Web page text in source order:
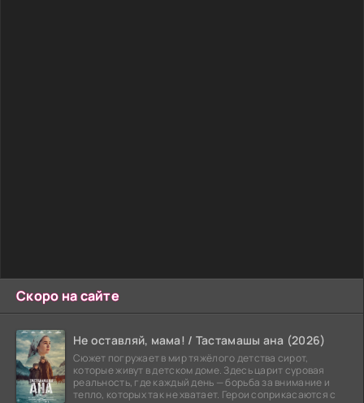
Скоро на сайте
Не оставляй, мама! / Тастамашы ана (2026)
Сюжет погружает в мир тяжёлого детства сирот,
которые живут в детском доме. Здесь царит суровая
реальность, где каждый день — борьба за внимание и
тепло, которых так не хватает. Герои соприкасаются с